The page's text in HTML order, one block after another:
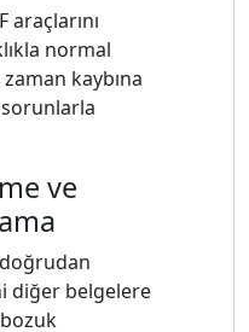
araçlarını
normal
kaybına
ve
doğrudan
diğer belgelere
bozuk